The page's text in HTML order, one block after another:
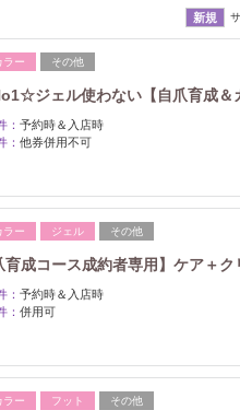
新規
ラー その他
ジェル使わない【自爪育成
： 予約時＆入店時
： 他券併用不可
ラー ジェル その他
育成コース成約者専用】ケア＋
： 予約時＆入店時
： 併用可
ラー フット その他